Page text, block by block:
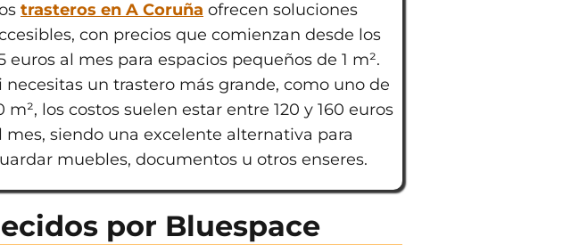
trasteros en A Coruña ofrecen soluciones
con precios que comienzan desde los
euros al mes para espacios pequeños de 1 m².
necesitas un trastero más grande, como uno de
m², los costos suelen estar entre 120 y 160 euros
mes, siendo una excelente alternativa para
muebles, documentos u otros enseres.
por Bluespace